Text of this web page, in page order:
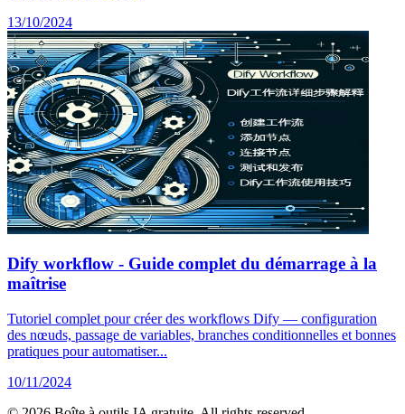
13/10/2024
Dify workflow - Guide complet du démarrage à la
maîtrise
Tutoriel complet pour créer des workflows Dify — configuration
des nœuds, passage de variables, branches conditionnelles et bonnes
pratiques pour automatiser...
10/11/2024